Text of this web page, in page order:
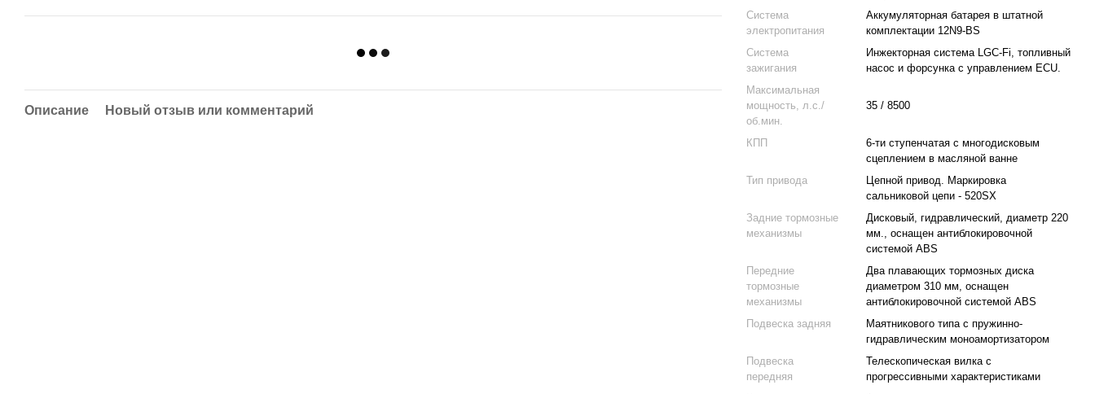
Система
электропитания
Аккумуляторная батарея в штатной
комплектации 12N9-BS
Система
зажигания
Инжекторная система LGC-Fi, топливный
насос и форсунка с управлением ECU.
Максимальная
мощность, л.с./
об.мин.
35 / 8500
КПП
6-ти ступенчатая с многодисковым
сцеплением в масляной ванне
Тип привода
Цепной привод. Маркировка
сальниковой цепи - 520SX
Задние тормозные
механизмы
Дисковый, гидравлический, диаметр 220
мм., оснащен антиблокировочной
системой ABS
Передние
тормозные
механизмы
Два плавающих тормозных диска
диаметром 310 мм, оснащен
антиблокировочной системой ABS
Подвеска задняя
Маятникового типа с пружинно-
гидравлическим моноамортизатором
Подвеска
передняя
Телескопическая вилка с
прогрессивными характеристиками
Описание Новый отзыв или комментарий